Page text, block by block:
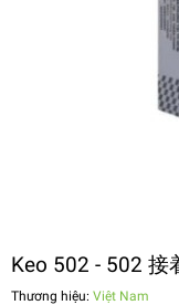
Keo 502 - 502 接
Thương hiệu: Việt Nam